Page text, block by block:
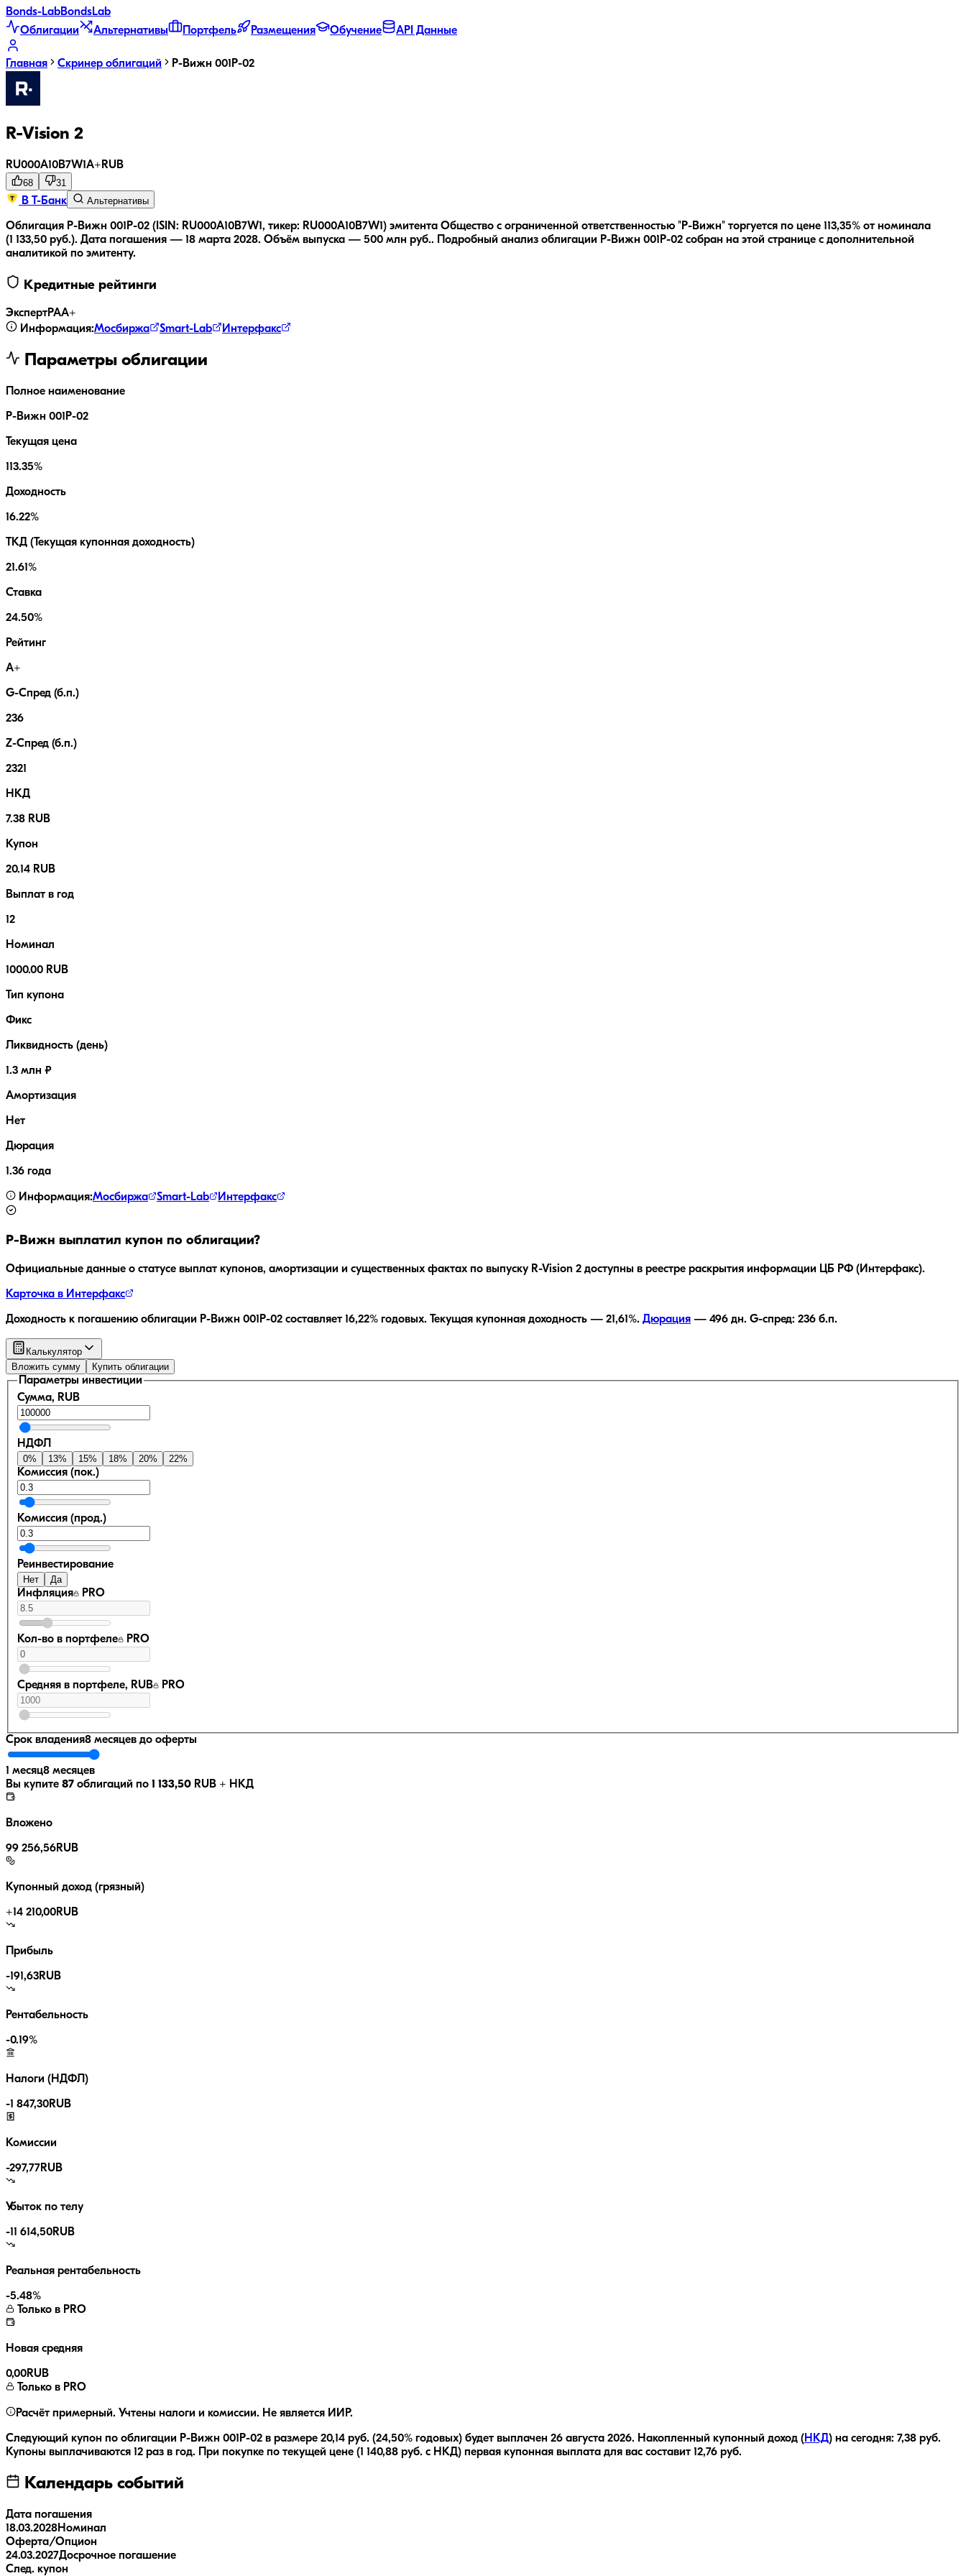
Bonds-LabBondsLab
Облигации
Альтернативы Портфель Размещения Обучение API Данные
Главная Скринер облигаций Р-Вижн 001Р-02
R-Vision 2
RU000A10B7W1A+ RUB
68 31
В Т-Банк Альтернативы
Облигация Р-Вижн 001Р-02 (ISIN: RU000A10B7W1, тикер: RU000A10B7W1) эмитента Общество с ограниченной ответственностью "Р-Вижн" торгуется по цене 113,35% от номинала
(1 133,50 руб.). Дата погашения — 18 марта 2028. Объём выпуска — 500 млн руб.. Подробный анализ облигации Р-Вижн 001Р-02 собран на этой странице с дополнительной
аналитикой по эмитенту.
Кредитные рейтинги
ЭкспертРАA+
Информация:Мосбиржа Smart-Lab Интерфакс
Параметры облигации
Полное наименование
Р-Вижн 001Р-02
Текущая цена
113.35%
Доходность
16.22%
ТКД (Текущая купонная доходность)
21.61%
Ставка
24.50%
Рейтинг
A+
G-Спред (б.п.)
236
Z-Спред (б.п.)
2321
НКД
7.38 RUB
Купон
20.14 RUB
Выплат в год
12
Номинал
1000.00 RUB
Тип купона
Фикс
Ликвидность (день)
1.3 млн ₽
Амортизация
Нет
Дюрация
1.36 года
Информация:Мосбиржа Smart-Lab Интерфакс
Р-Вижн выплатил купон по облигации?
Официальные данные о статусе выплат купонов, амортизации и существенных фактах по выпуску R-Vision 2 доступны в реестре раскрытия информации ЦБ РФ (Интерфакс).
Карточка в Интерфакс
Доходность к погашению облигации Р-Вижн 001Р-02 составляет 16,22% годовых. Текущая купонная доходность — 21,61%. Дюрация — 496 дн. G-спред: 236 б.п.
Калькулятор
Вложить сумму
Купить облигации
Параметры инвестиции
Сумма, RUB
НДФЛ
0% 13% 15% 18% 20% 22%
Комиссия (пок.)
Комиссия (прод.)
Реинвестирование
Нет Да
Инфляция PRO
Кол-во в портфеле PRO
Средняя в портфеле, RUB PRO
Срок владения8 месяцев до оферты
1 месяц8 месяцев
Вы купите 87 облигаций по 1 133,50 RUB + НКД
Вложено
99 256,56RUB
Купонный доход (грязный)
+14 210,00RUB
Прибыль
-191,63RUB
Рентабельность
-0.19%
Налоги (НДФЛ)
-1 847,30RUB
Комиссии
-297,77RUB
Убыток по телу
-11 614,50RUB
Реальная рентабельность
-5.48%
Только в PRO
Новая средняя
0,00RUB
Только в PRO
Расчёт примерный. Учтены налоги и комиссии. Не является ИИР.
Следующий купон по облигации Р-Вижн 001Р-02 в размере 20,14 руб. (24,50% годовых) будет выплачен 26 августа 2026. Накопленный купонный доход ( НКД) на сегодня: 7,38 руб.
Купоны выплачиваются 12 раз в год. При покупке по текущей цене (1 140,88 руб. с НКД) первая купонная выплата для вас составит 12,76 руб.
Календарь событий
Дата погашения
18.03.2028Номинал
Оферта/Опцион
24.03.2027Досрочное погашение
След. купон